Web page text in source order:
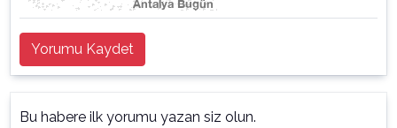
Yorumu Kaydet
Bu habere ilk yorumu yazan siz olun.